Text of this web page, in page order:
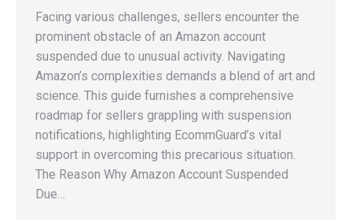
Facing various challenges, sellers encounter the
prominent obstacle of an Amazon account
suspended due to unusual activity. Navigating
Amazon’s complexities demands a blend of art and
science. This guide furnishes a comprehensive
roadmap for sellers grappling with suspension
notifications, highlighting EcommGuard’s vital
support in overcoming this precarious situation.
The Reason Why Amazon Account Suspended
Due…